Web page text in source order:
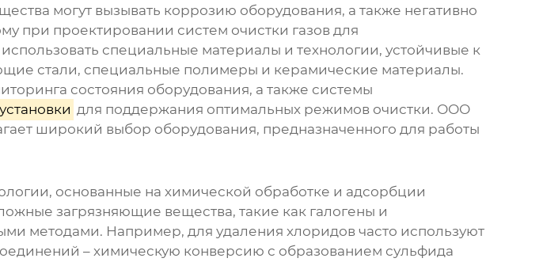
могут вызывать коррозию оборудования, а также негативно
при проектировании систем очистки газов для
специальные материалы и технологии, устойчивые к
стали, специальные полимеры и керамические материалы.
состояния оборудования, а также системы
для поддержания оптимальных режимов очистки. ООО
широкий выбор оборудования, предназначенного для работы
основанные на химической обработке и адсорбции
загрязняющие вещества, такие как галогены и
методами. Например, для удаления хлоридов часто используют
– химическую конверсию с образованием сульфида